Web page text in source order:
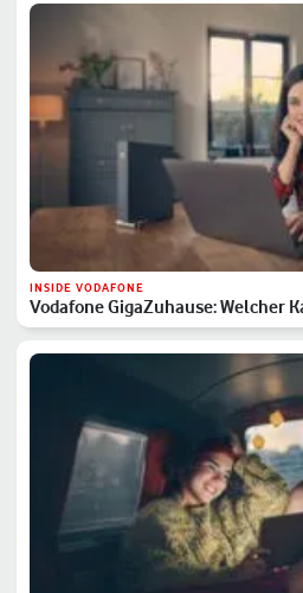
INSIDE VODAFONE
Vodafone GigaZuhause: Welcher